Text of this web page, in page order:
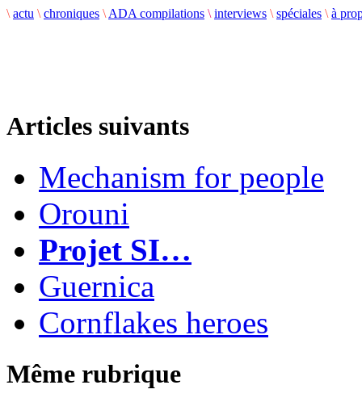
\ actu \ chroniques \ ADA compilations \ interviews \ spéciales \ à
Articles suivants
Mechanism for people
Orouni
Projet SI…
Guernica
Cornflakes heroes
Même rubrique